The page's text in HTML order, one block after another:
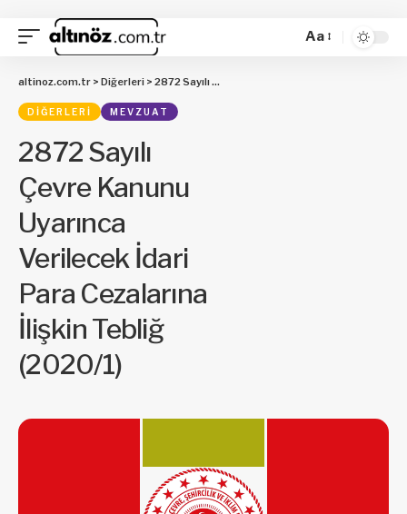
Aa
altinoz.com.tr > Diğerleri > 2872 Sayılı Çevre Kanunu Uyarınca Verilecek İdari Para Cezalarına İlişkin Tebliğ (2020/1)
DIĞERLERI MEVZUAT
2872 Sayılı
Çevre Kanunu
Uyarınca
Verilecek İdari
Para Cezalarına
İlişkin Tebliğ
(2020/1)